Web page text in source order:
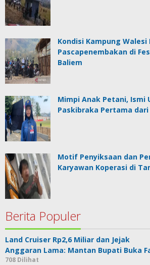
Kondisi Kampung Walesi
Pascapenembakan di
Baliem
Mimpi Anak Petani, Ismi
Paskibraka Pertama
Motif Penyiksaan dan
Karyawan Koperasi di
Berita Populer
Land Cruiser Rp2,6 Miliar dan Jejak
Anggaran Lama: Mantan Bupati Buka
708 Dilihat